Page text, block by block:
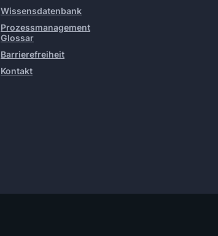
Wissensdatenbank
Prozessmanagement
Glossar
Barrierefreiheit
Kontakt